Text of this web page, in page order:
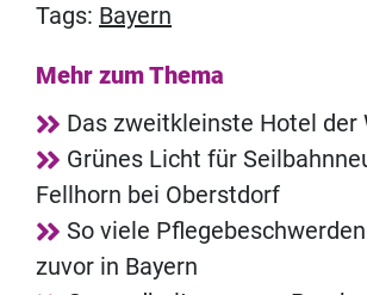
Tags: Bayern
Mehr zum Thema
Das zweitkleinste Hotel der
Grünes Licht für
Fellhorn bei Oberstdorf
So viele
zuvor in Bayern